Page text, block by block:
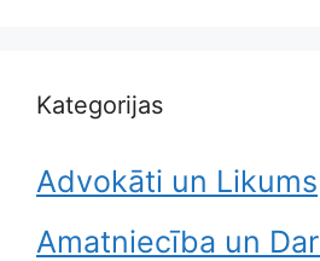
Kategorijas
Advokāti un Likums
Amatniecība un